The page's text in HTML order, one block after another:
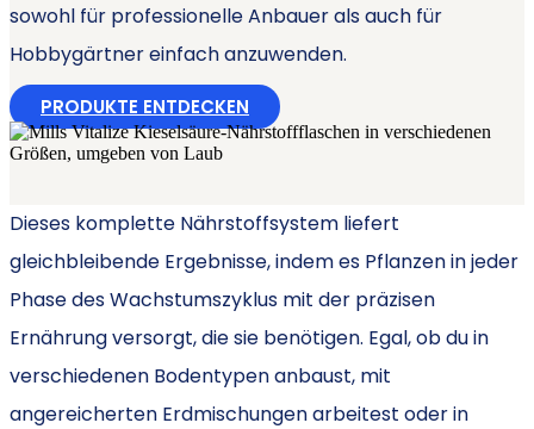
sowohl für professionelle Anbauer als auch für
Hobbygärtner einfach anzuwenden.
PRODUKTE ENTDECKEN
Dieses komplette Nährstoffsystem liefert
gleichbleibende Ergebnisse, indem es Pflanzen in jeder
Phase des Wachstumszyklus mit der präzisen
Ernährung versorgt, die sie benötigen. Egal, ob du in
verschiedenen Bodentypen anbaust, mit
angereicherten Erdmischungen arbeitest oder in